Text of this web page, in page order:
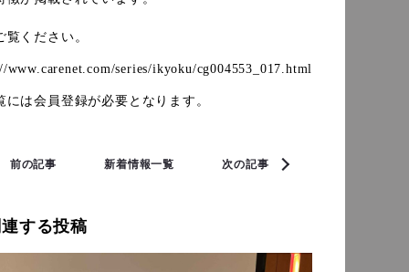
覧ください。
www.carenet.com/series/ikyoku/cg004553_017.html
は会員登録が必要となります。
前の記事 次の記事
新着情報一覧
する投稿